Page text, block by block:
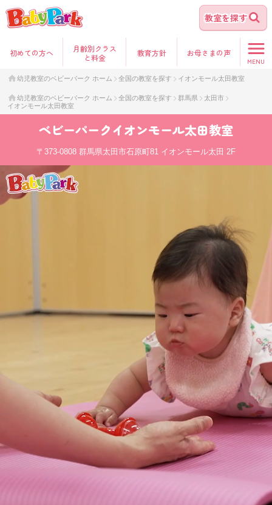
教室を探す
初めての方へ
月齢別クラス
と料金
教育方針 お母さまの声
MENU
幼児教室のベビーパーク ホーム 全国の教室を探す イオンモール太田教室
幼児教室のベビーパーク ホーム 全国の教室を探す 群馬県
太田市
イオンモール太田教室
ベビーパークイオンモール太田教室
〒373-0808 群馬県太田市石原町81 イオンモール太田 2F